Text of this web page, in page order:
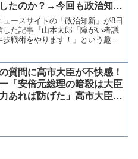
たのか？→今回も政治知新
イクニュース
ュースサイトの「政治知新」が8日
した記事『山本太郎「障がい者議
歩戦術をやります！」という趣旨
金の私的利用は禁じられるべ
がまるで真実であるか...
質問に高市大臣が不快感！
「安倍元総理の暗殺は大臣
あれば防げた」高市大臣